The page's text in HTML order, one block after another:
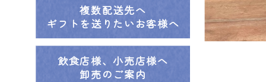
複数配送先へ
ギフトを送りたいお客様へ
飲食店様、小売店様へ
卸売のご案内